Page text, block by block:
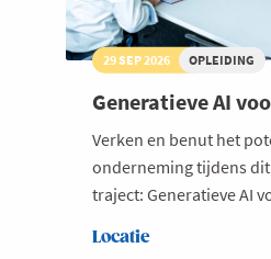
29 SEP 2026 OPLEIDING
Generatieve AI
Verken en benut het
onderneming tijdens
traject: Generatieve AI
Locatie